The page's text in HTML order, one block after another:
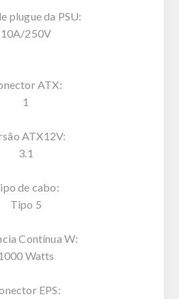
plugue da PSU:
10A/250V
ATX:
1
ATX12V:
3.1
de cabo:
Tipo 5
Contínua W:
Watts
EPS: